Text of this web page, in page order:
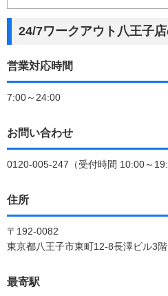
24/7ワークアウト八王子
営業対応時間
7:00～24:00
お問い合わせ
0120-005-247（受付時間 10:00～
住所
〒192-0082
東京都八王子市東町12-8長澤ビル3階
最寄駅